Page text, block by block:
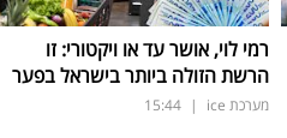
רמי לוי, אושר עד או ויקטורי: זו
הרשת הזולה ביותר בישראל בפער
מערכת ice |
15:44